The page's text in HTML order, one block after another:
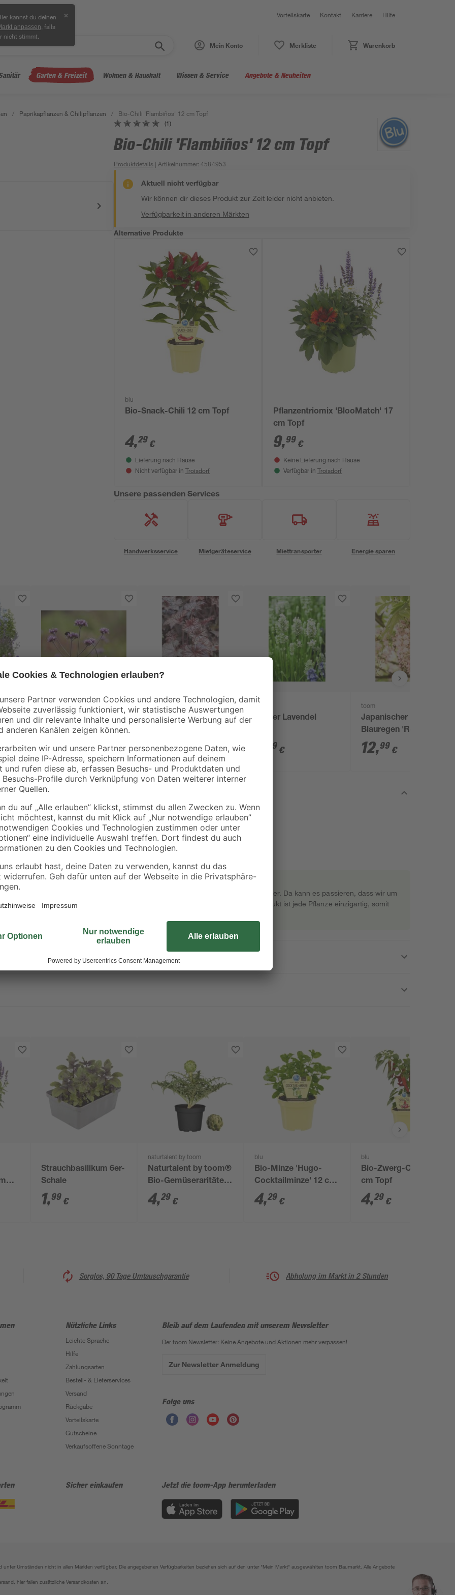
kannst du deinen
anpassen , falls
nicht stimmt.
✕ Vorteilskarte Kontakt Karriere Hilfe
Mein Konto Merkliste Warenkorb
Garten & Freizeit Wohnen & Haushalt Wissen & Service Angebote & Neuheiten
/ Paprikapflanzen & Chilipflanzen / Bio-Chili 'Flambiños' 12 cm Topf
(1)
Bio-Chili 'Flambiños' 12 cm Topf
Produktdetails | Artikelnummer:4584953
Aktuell nicht verfügbar
Wir können dir dieses Produkt zur Zeit leider nicht anbieten.
Verfügbarkeit in anderen Märkten
Alternative Produkte
blu
Bio-Snack-Chili 12 cm Topf
4,29 €
Lieferung nach Hause
Nicht verfügbar in Troisdorf
Pflanzentriomix 'BlooMatch' 17
cm Topf
9,99 €
Keine Lieferung nach Hause
Verfügbar in Troisdorf
Unsere passenden Services
Handwerksservice Mietgeräteservice Miettransporter Energie sparen
für
Bio Eisenkraut, 9 cm
Topf, 3er-Set
14,99€
Bio Purpurglöckchen
14,99€
weißer Lavendel
99 €
toom
Japanischer
Blauregen 'Rosea'
rosa 14 cm Topf
12,99 €
Deswegen ordern wir deine Pflanze erst nach der Bestellung direkt beim Gärtner. Da kann es passieren, dass wir um
So kannst du dich über eine frische und gesunde Pflanze freuen! Als Naturprodukt ist jede Pflanze einzigartig, somit
Strauchbasilikum 6er-
Schale
1,99 €
naturtalent by toom
Naturtalent by toom®
Bio-Gemüseraritäten
verschiedene Sorten
12 cm Topf
4,29 €
blu
Bio-Minze 'Hugo-
Cocktailminze' 12 cm
Topf
4,29 €
blu
Bio-Zwerg-Chili 12
cm Topf
4,29 €
Sorglos, 90 Tage Umtauschgarantie Abholung im Markt in 2 Stunden
Nützliche Links
Leichte Sprache
Hilfe
Zahlungsarten
Bestell- & Lieferservices
Versand
Rückgabe
Vorteilskarte
Gutscheine
Verkaufsoffene Sonntage
Bleib auf dem Laufenden mit unserem Newsletter
Der toom Newsletter: Keine Angebote und Aktionen mehr verpassen!
Zur Newsletter Anmeldung
Folge uns
Sicher einkaufen Jetzt die toom-App herunterladen
Umständen nicht in allen Märkten verfügbar. Die angegebenen Verfügbarkeiten beziehen sich auf den unter "Mein Markt" ausgewählten toom Baumarkt. Alle Angebote
hier fallen zusätzliche Versandkosten an.